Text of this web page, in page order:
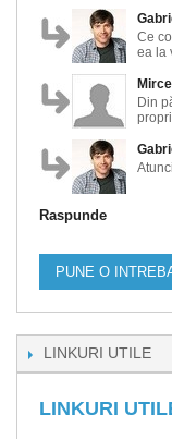
Ce
ea la
Din
Raspunde
PUNE O
LINKURI UTILE
LINKURI